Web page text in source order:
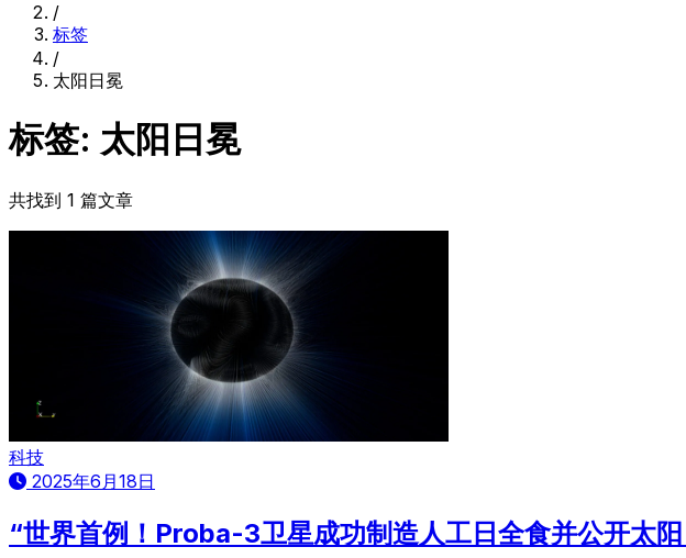
/
标签
/
太阳日冕
标签: 太阳日冕
共找到 1 篇文章
科技
2025年6月18日
“世界首例！Proba-3卫星成功制造人工日全食并公开太